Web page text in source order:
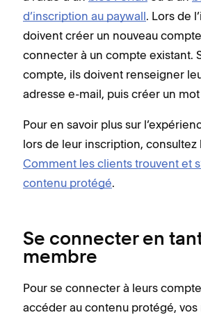
d’inscription au paywall. Lors de
doivent créer un nouveau
connecter à un compte existant.
compte, ils doivent renseigner
adresse e-mail, puis créer un
Pour en savoir plus sur
lors de leur inscription, consultez
Comment les clients trouvent et
contenu protégé.
Se connecter en
membre
Pour se connecter à leurs
accéder au contenu protégé,